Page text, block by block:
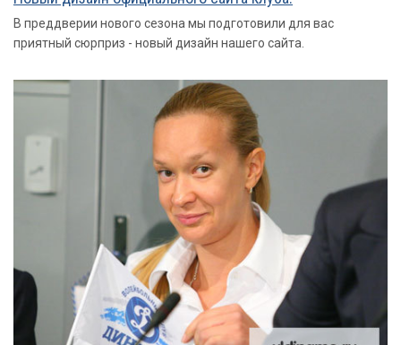
В преддверии нового сезона мы подготовили для вас
приятный сюрприз - новый дизайн нашего сайта.